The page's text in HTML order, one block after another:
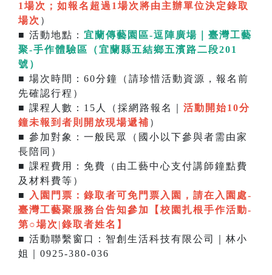
1場次；如報名超過1場次將由主辦單位決定錄取
場次 ）
■ 活動地點： 宜蘭傳藝園區-逗陣廣場｜臺灣工藝
聚-手作體驗區（宜蘭縣五結鄉五濱路二段201
號）
■ 場次時間：60分鐘（請珍惜活動資源，報名前
先確認行程）
■ 課程人數：15人（採網路報名｜ 活動開始10分
鐘未報到者則開放現場遞補 ）
■ 參加對象：一般民眾（國小以下參與者需由家
長陪同）
■ 課程費用：免費（由工藝中心支付講師鐘點費
及材料費等）
■
入園門票： 錄取者可免門票入園，請在入園處-
臺灣工藝聚服務台告知參加【校園扎根手作活動-
第○場次|錄取者姓名】
■ 活動聯繫窗口：智創生活科技有限公司｜林小
姐｜0925-380-036